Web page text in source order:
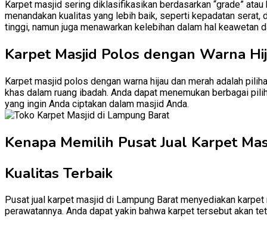
Karpet masjid sering diklasifikasikan berdasarkan “grade”
menandakan kualitas yang lebih baik, seperti kepadatan
tinggi, namun juga menawarkan kelebihan dalam hal keawetan
Karpet Masjid Polos dengan Warna
Karpet masjid polos dengan warna hijau dan merah adalah
khas dalam ruang ibadah. Anda dapat menemukan berbagai
yang ingin Anda ciptakan dalam masjid Anda.
Kenapa Memilih Pusat Jual Karpet
Kualitas Terbaik
Pusat jual karpet masjid di Lampung Barat menyediakan
perawatannya. Anda dapat yakin bahwa karpet tersebut akan